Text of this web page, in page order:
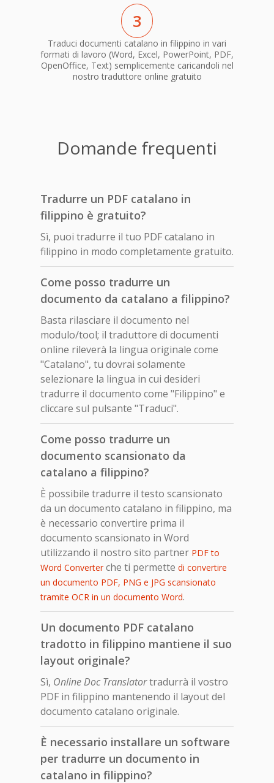
3
Traduci documenti catalano in filippino in vari
formati di lavoro (Word, Excel, PowerPoint, PDF,
OpenOffice, Text) semplicemente caricandoli nel
nostro traduttore online gratuito
Domande frequenti
Tradurre un PDF catalano in
filippino è gratuito?
Sì, puoi tradurre il tuo PDF catalano in
filippino in modo completamente gratuito.
Come posso tradurre un
documento da catalano a filippino?
Basta rilasciare il documento nel
modulo/tool; il traduttore di documenti
online rileverà la lingua originale come
"Catalano", tu dovrai solamente
selezionare la lingua in cui desideri
tradurre il documento come "Filippino" e
cliccare sul pulsante "Traduci".
Come posso tradurre un
documento scansionato da
catalano a filippino?
È possibile tradurre il testo scansionato
da un documento catalano in filippino, ma
è necessario convertire prima il
documento scansionato in Word
utilizzando il nostro sito partner PDF to
Word Converterche ti permette di convertire
un documento PDF, PNG e JPG scansionato
tramite OCR in un documento Word.
Un documento PDF catalano
tradotto in filippino mantiene il suo
layout originale?
Sì, Online Doc Translatortradurrà il vostro
PDF in filippino mantenendo il layout del
documento catalano originale.
È necessario installare un software
per tradurre un documento in
catalano in filippino?